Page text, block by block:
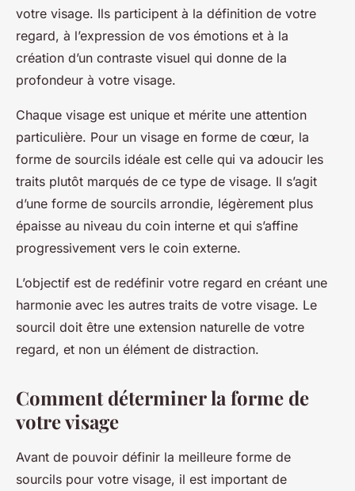
votre visage. Ils participent à la définition de votre
regard, à l’expression de vos émotions et à la
création d’un contraste visuel qui donne de la
profondeur à votre visage.
Chaque visage est unique et mérite une attention
particulière. Pour un visage en forme de cœur, la
forme de sourcils idéale est celle qui va adoucir les
traits plutôt marqués de ce type de visage. Il s’agit
d’une forme de sourcils arrondie, légèrement plus
épaisse au niveau du coin interne et qui s’affine
progressivement vers le coin externe.
L’objectif est de redéfinir votre regard en créant une
harmonie avec les autres traits de votre visage. Le
sourcil doit être une extension naturelle de votre
regard, et non un élément de distraction.
Comment déterminer la forme de
votre visage
Avant de pouvoir définir la meilleure forme de
sourcils pour votre visage, il est important de